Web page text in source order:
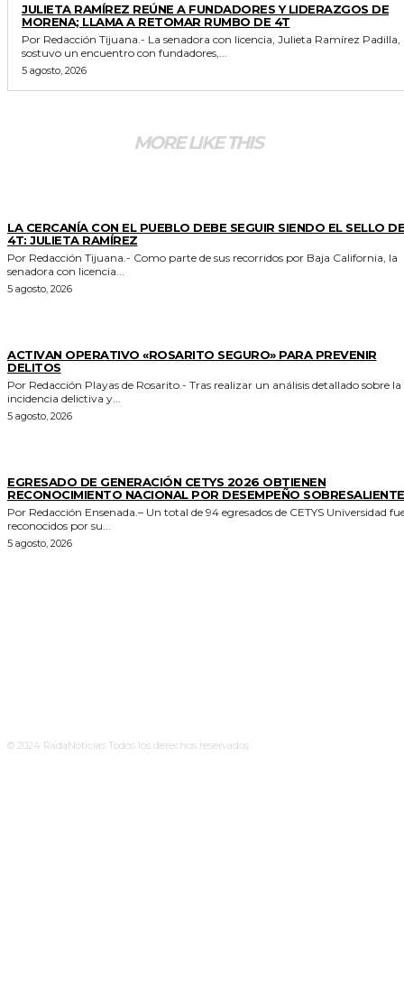
JULIETA RAMÍREZ REÚNE A FUNDADORES Y LIDERAZGOS DE
MORENA; LLAMA A RETOMAR RUMBO DE 4T
Por Redacción Tijuana.- La senadora con licencia, Julieta Ramírez Padilla,
sostuvo un encuentro con fundadores,...
5 agosto, 2026
MORE LIKE THIS
LA CERCANÍA CON EL PUEBLO DEBE SEGUIR SIENDO EL SELLO
4T: JULIETA RAMÍREZ
Por Redacción Tijuana.- Como parte de sus recorridos por Baja California, la
senadora con licencia...
5 agosto, 2026
ACTIVAN OPERATIVO «ROSARITO SEGURO» PARA PREVENIR
DELITOS
Por Redacción Playas de Rosarito.- Tras realizar un análisis detallado sobre la
incidencia delictiva y...
5 agosto, 2026
EGRESADO DE GENERACIÓN CETYS 2026 OBTIENEN
RECONOCIMIENTO NACIONAL POR DESEMPEÑO SOBRESALIENTE
Por Redacción Ensenada.– Un total de 94 egresados de CETYS Universidad
reconocidos por su...
5 agosto, 2026
© 2024 RadaNoticias Todos los derechos reservados